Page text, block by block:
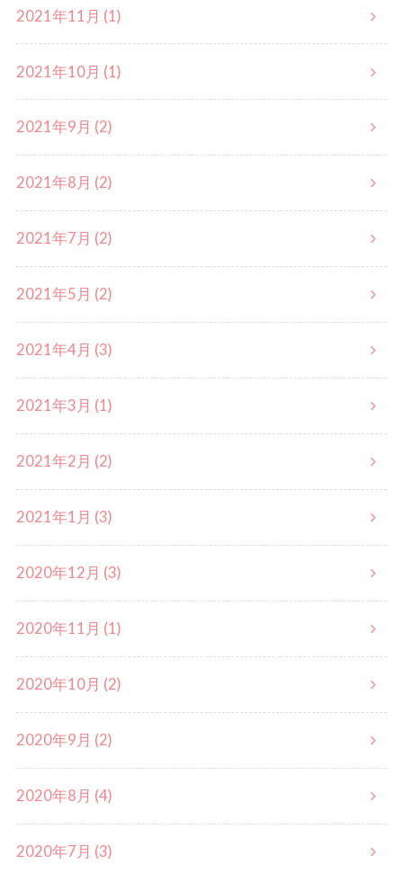
2021年11月 (1)
2021年10月 (1)
2021年9月 (2)
2021年8月 (2)
2021年7月 (2)
2021年5月 (2)
2021年4月 (3)
2021年3月 (1)
2021年2月 (2)
2021年1月 (3)
2020年12月 (3)
2020年11月 (1)
2020年10月 (2)
2020年9月 (2)
2020年8月 (4)
2020年7月 (3)